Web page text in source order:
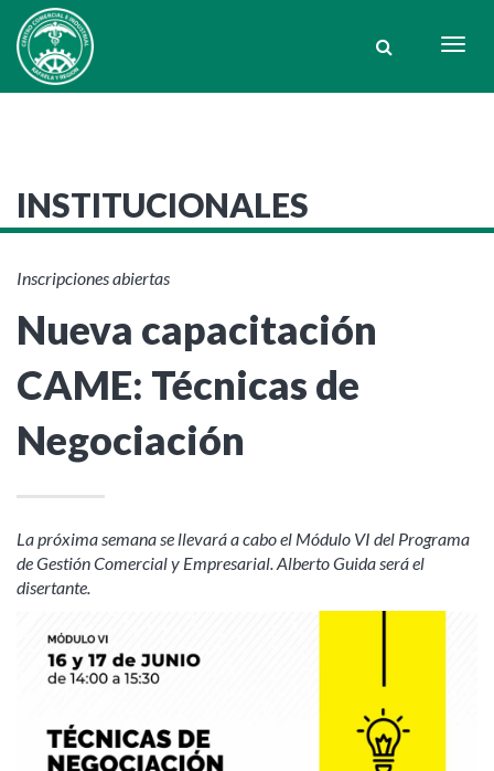
INSTITUCIONALES
Inscripciones abiertas
Nueva capacitación
CAME: Técnicas de
Negociación
La próxima semana se llevará a cabo el Módulo VI del Programa
de Gestión Comercial y Empresarial. Alberto Guida será el
disertante.